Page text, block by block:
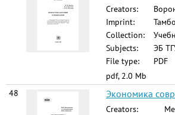
Creators:
Imprint:
Collection:
Subjects:
ЭБ
File type:
PDF
pdf, 2.0 Mb
48
Экономика
Creators: